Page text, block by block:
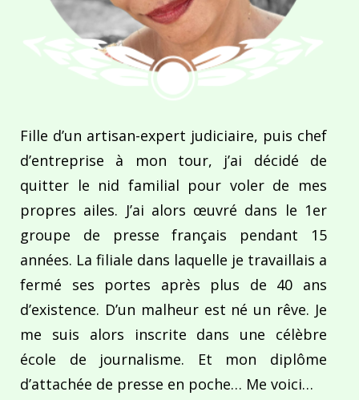
Fille d’un artisan-expert judiciaire, puis chef
d’entreprise à mon tour, j’ai décidé de
quitter le nid familial pour voler de mes
propres ailes. J’ai alors œuvré dans le 1er
groupe de presse français pendant 15
années. La filiale dans laquelle je travaillais a
fermé ses portes après plus de 40 ans
d’existence. D’un malheur est né un rêve. Je
me suis alors inscrite dans une célèbre
école de journalisme. Et mon diplôme
d’attachée de presse en poche… Me voici…